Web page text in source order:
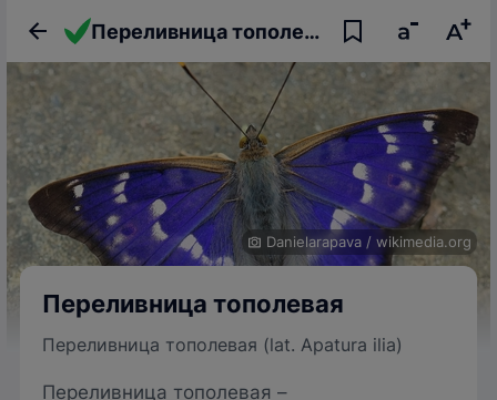
Переливница тополевая
Danielarapava / wikimedia.org
Переливница тополевая
Переливница тополевая (lat. Apatura ilia)
Переливница тополевая –